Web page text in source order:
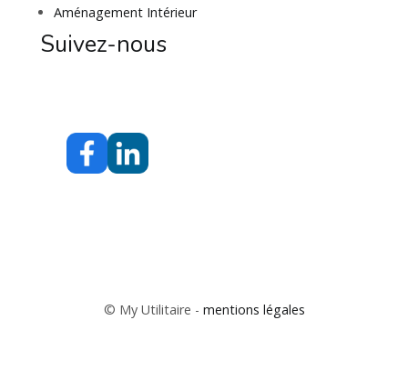
Aménagement Intérieur
Suivez-nous
© My Utilitaire - mentions légales